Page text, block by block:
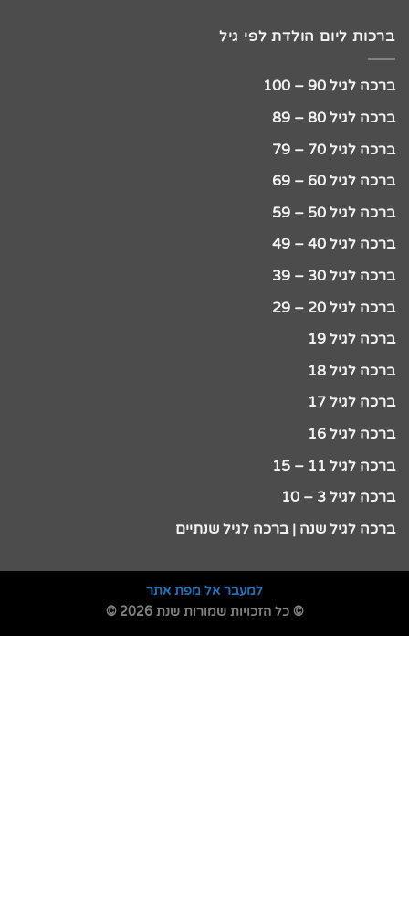
ברכות ליום הולדת לפי גיל
ברכה לגיל 90 – 100
ברכה לגיל 80 – 89
ברכה לגיל 70 – 79
ברכה לגיל 60 – 69
ברכה לגיל 50 – 59
ברכה לגיל 40 – 49
ברכה לגיל 30 – 39
ברכה לגיל 20 – 29
ברכה לגיל 19
ברכה לגיל 18
ברכה לגיל 17
ברכה לגיל 16
ברכה לגיל 11 – 15
ברכה לגיל 3 – 10
ברכה לגיל שנה | ברכה לגיל שנתיים
למעבר אל מפת אתר
© כל הזכויות שמורות שנת 2026 ©